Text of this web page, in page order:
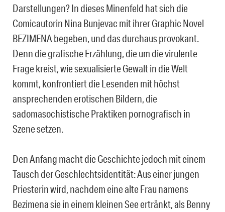
Darstellungen? In dieses Minenfeld hat sich die
Comicautorin Nina Bunjevac mit ihrer Graphic Novel
BEZIMENA begeben, und das durchaus provokant.
Denn die grafische Erzählung, die um die virulente
Frage kreist, wie sexualisierte Gewalt in die Welt
kommt, konfrontiert die Lesenden mit höchst
ansprechenden erotischen Bildern, die
sadomasochistische Praktiken pornografisch in
Szene setzen.
Den Anfang macht die Geschichte jedoch mit einem
Tausch der Geschlechtsidentität: Aus einer jungen
Priesterin wird, nachdem eine alte Frau namens
Bezimena sie in einem kleinen See ertränkt, als Benny